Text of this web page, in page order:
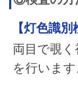
【灯色識別
両目で覗
を行います